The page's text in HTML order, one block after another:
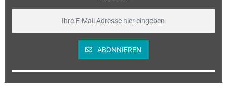
ABONNIEREN